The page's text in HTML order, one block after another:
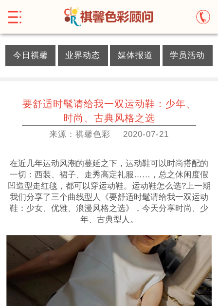
今日祺馨 业界动态 媒体报道 学员活动
要舒适时髦请给我一双运动鞋：少年、
时尚、古典风格之选
来源：祺馨色彩 2020-07-21
在近几年运动风潮的蔓延之下，运动鞋可以时尚搭配的
一切：西装、裙子、走秀高定礼服……，总之休闲度假
凹造型走红毯，都可以穿运动鞋。运动鞋怎么选?上一期
我们分享了三个曲线型人《要舒适时髦请给我一双运动
鞋：少女、优雅、浪漫风格之选》，今天分享时尚、少
年、古典型人。